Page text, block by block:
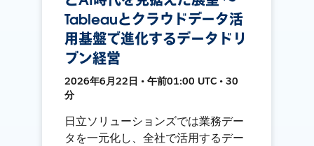
Tableauとクラウドデータ活
用基盤で進化するデータドリ
ブン経営
2026年6月22日 • 午前01:00 UTC • 30
分
日立ソリューションズでは業務デー
タを一元化し、全社で活用するデー